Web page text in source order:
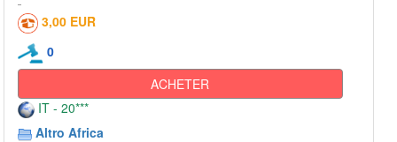
3,00 EUR
0
ACHETER
IT - 20***
Altro Africa